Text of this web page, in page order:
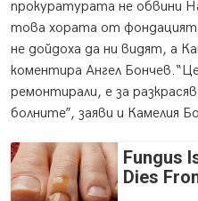
прокуратурата не обвини
това хората от
не дойдоха да ни видят, а
коментира Ангел
ремонтирали, е за
болните”, заяви и Камелия
Fungus
Dies